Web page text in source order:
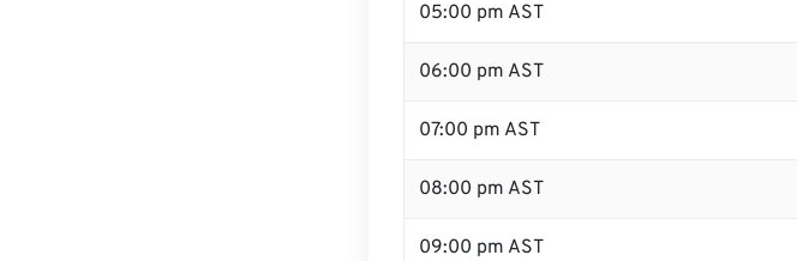
05:00 pm AST
06:00 pm AST
07:00 pm AST
08:00 pm AST
09:00 pm AST